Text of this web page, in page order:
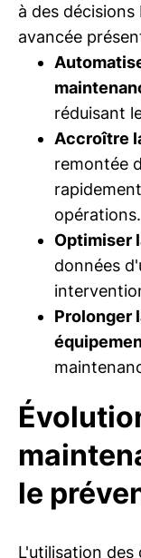
à des
avancée
réduisant
Accroître
remontée
opérations.
Optimiser
données
Prolonger
le
L'utilisation des